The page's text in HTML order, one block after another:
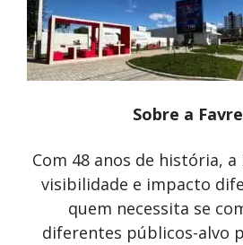
Sobre a
Com 48 anos de história,
visibilidade e impacto
quem necessita se
diferentes públicos-alvo